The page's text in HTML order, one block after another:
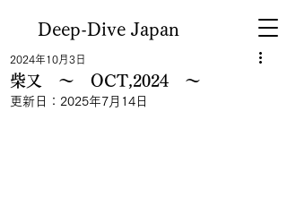
Deep-Dive Japan
柴又 ～ OCT,2024 ～
2024年10月3日
更新日： 2025年7月14日